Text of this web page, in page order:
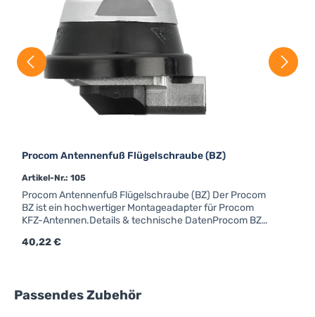
Procom Antennenfuß Flügelschraube (BZ)
Artikel-Nr.: 105
Procom Antennenfuß Flügelschraube (BZ) Der Procom
BZ ist ein hochwertiger Montageadapter für Procom
KFZ-Antennen.Details & technische DatenProcom BZ-
schwarzAnschluss: FMEfür Strahler mit Kennzeichen
Regulärer Preis:
40,22 €
Produktgalerie überspringen
Passendes Zubehör